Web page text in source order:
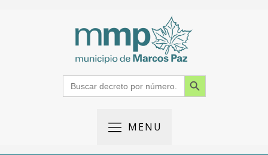
Search
for:
Search Button
MENU